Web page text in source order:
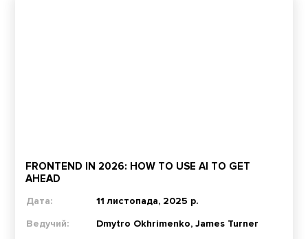
FRONTEND IN 2026: HOW TO USE AI TO GET
AHEAD
Дата:
11 листопада, 2025 р.
Ведучий:
Dmytro Okhrimenko, James Turner